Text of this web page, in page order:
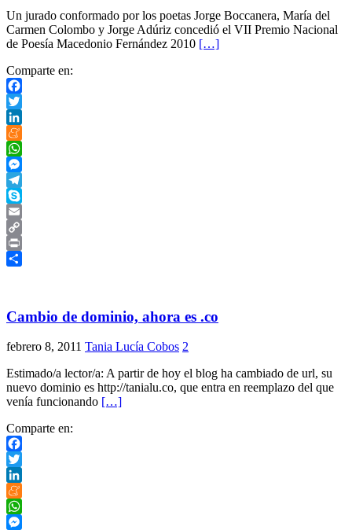
Un jurado conformado por los poetas Jorge Boccanera, María del
Carmen Colombo y Jorge Adúriz concedió el VII Premio Nacional
de Poesía Macedonio Fernández 2010 […]
Comparte en:
Facebook
Twitter
LinkedIn
Meneame
WhatsApp
Messenger
Telegram
Skype
Email
Copy
Link
Print
Cambio de dominio, ahora es .co
febrero 8, 2011 Tania Lucía Cobos 2
Estimado/a lector/a: A partir de hoy el blog ha cambiado de url, su
nuevo dominio es http://tanialu.co, que entra en reemplazo del que
venía funcionando […]
Comparte en:
Facebook
Twitter
LinkedIn
Meneame
WhatsApp